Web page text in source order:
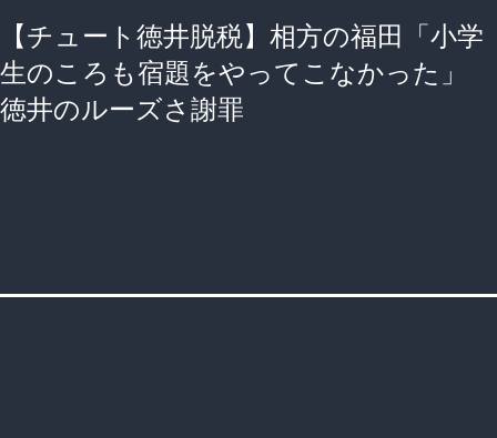
【チュート徳井脱税】相方の福田「小学
生のころも宿題をやってこなかった」
徳井のルーズさ謝罪